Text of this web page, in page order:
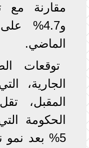
و4.7%
الماضي.
توقعات
المقبل،
الحكومة